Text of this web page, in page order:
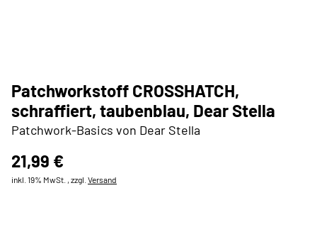
Patchworkstoff CROSSHATCH,
schraffiert, taubenblau, Dear Stella
Patchwork-Basics von Dear Stella
21,99 €
inkl. 19% MwSt. , zzgl. Versand